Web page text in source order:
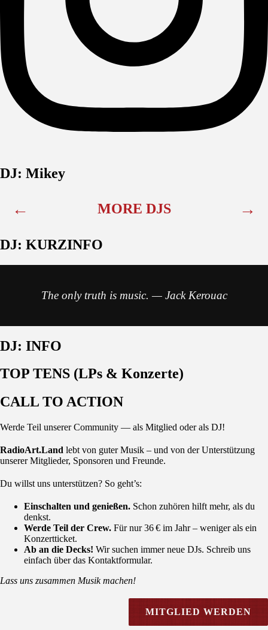
DJ: Mikey
← MORE DJS →
DJ: KURZINFO
The only truth is music. — Jack Kerouac
DJ: INFO
TOP TENS (LPs & Konzerte)
CALL TO ACTION
Werde Teil unserer Community — als Mitglied oder als DJ!
RadioArt.Land lebt von guter Musik – und von der Unterstützung
unserer Mitglieder, Sponsoren und Freunde.
Du willst uns unterstützen? So geht’s:
Einschalten und genießen. Schon zuhören hilft mehr, als du
denkst.
Werde Teil der Crew. Für nur 36 € im Jahr – weniger als ein
Konzertticket.
Ab an die Decks! Wir suchen immer neue DJs. Schreib uns
einfach über das Kontaktformular.
Lass uns zusammen Musik machen!
MITGLIED WERDEN